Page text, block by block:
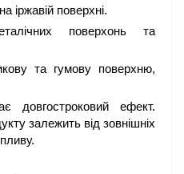
іржавій поверхні.
поверхонь та
та гумову поверхню,
довгостроковий ефект.
залежить від зовнішніх